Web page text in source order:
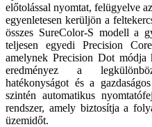
előtolással nyomtat, felügyelve
egyenletesen kerüljön a
összes SureColor-S modell a
teljesen egyedi Precision
amelynek Precision Dot módja
eredményez a
hatékonyságot és a
szintén automatikus
rendszer, amely biztosítja a
üzemidőt.